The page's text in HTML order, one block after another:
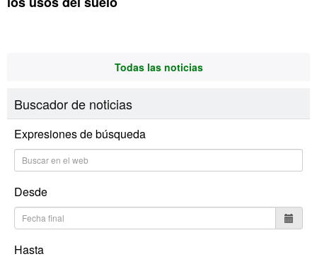
Todas las noticias
Buscador de noticias
Expresiones de búsqueda
Desde
Hasta